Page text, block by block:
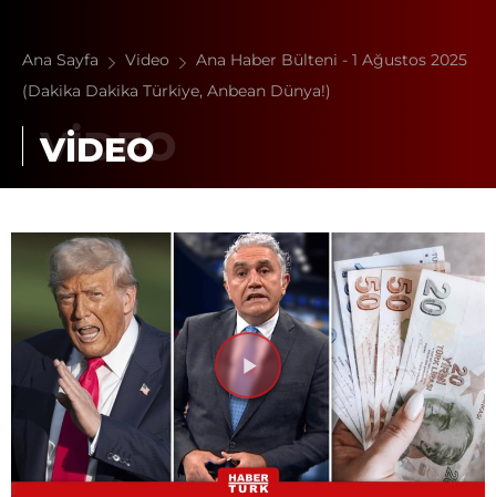
Ana Sayfa Video
Ana Haber Bülteni - 1 Ağustos 2025
(Dakika Dakika Türkiye, Anbean Dünya!)
VİDEO
Videoyu
Oynat